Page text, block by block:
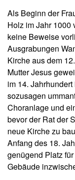
Als Beginn der
Holz im Jahr 1000
keine Beweise
Ausgrabungen
Kirche aus dem
Mutter Jesus
im 14.
sozusagen
Choranlage und
bevor der Rat der
neue Kirche zu
Anfang des 18.
genügend Platz
Gebäude